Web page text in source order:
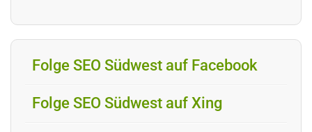
Folge SEO Südwest auf Facebook
Folge SEO Südwest auf Xing